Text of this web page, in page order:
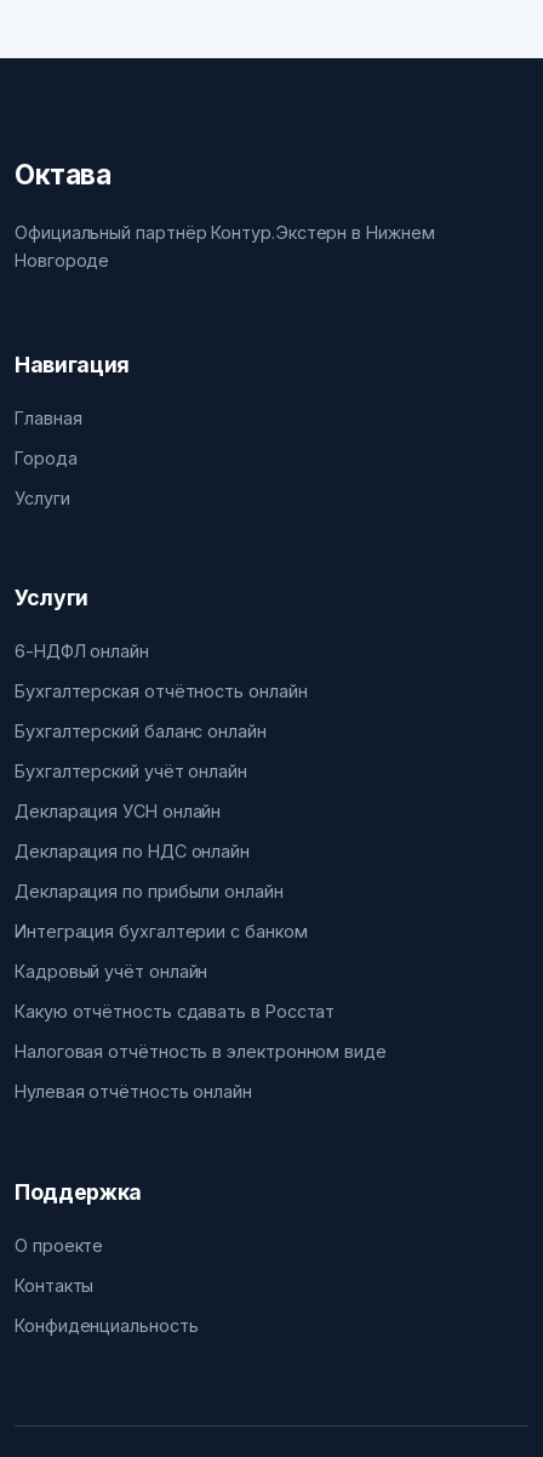
Октава
Официальный партнёр Контур.Экстерн в Нижнем
Новгороде
Навигация
Главная
Города
Услуги
Услуги
6-НДФЛ онлайн
Бухгалтерская отчётность онлайн
Бухгалтерский баланс онлайн
Бухгалтерский учёт онлайн
Декларация УСН онлайн
Декларация по НДС онлайн
Декларация по прибыли онлайн
Интеграция бухгалтерии с банком
Кадровый учёт онлайн
Какую отчётность сдавать в Росстат
Налоговая отчётность в электронном виде
Нулевая отчётность онлайн
Поддержка
О проекте
Контакты
Конфиденциальность